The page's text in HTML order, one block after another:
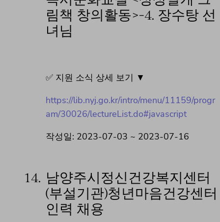
림책 창의활동>-4. 장수탕 선
녀님
✅ 지원 소식 상세 보기 ▼
https://lib.nyj.go.kr/intro/menu/11159/progr
am/30026/lectureList.do#javascript
작성일: 2023-07-03 ~ 2023-07-16
14. 남양주시정신건강복지센터
(부설기관)청년마음건강센터
인력 채용